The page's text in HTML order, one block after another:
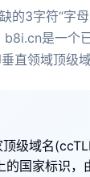
的3字符“字
是一个
直领域顶级域
级域名
的国家标识，